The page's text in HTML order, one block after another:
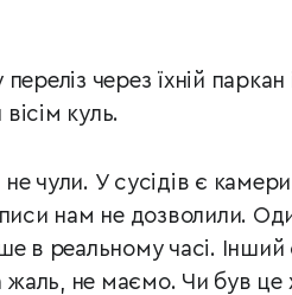
через їхній паркан
куль.
чули. У сусідів є камери
нам не дозволили.
в реальному часі. Інший
не маємо. Чи був це